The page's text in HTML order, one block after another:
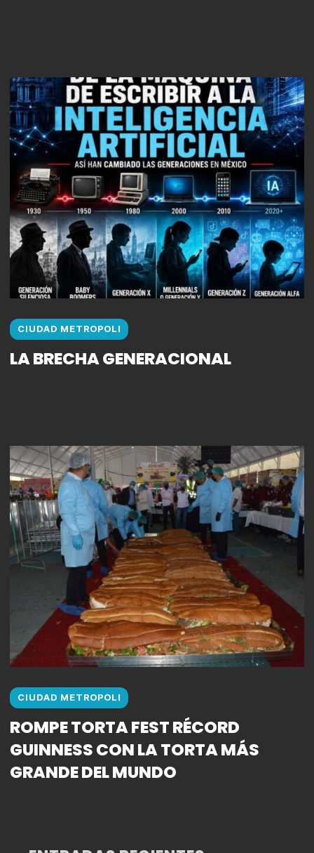
CIUDAD METROPOLI
LA BRECHA GENERACIONAL
CIUDAD METROPOLI
ROMPE TORTA FEST RÉCORD
GUINNESS CON LA TORTA MÁS
GRANDE DEL MUNDO